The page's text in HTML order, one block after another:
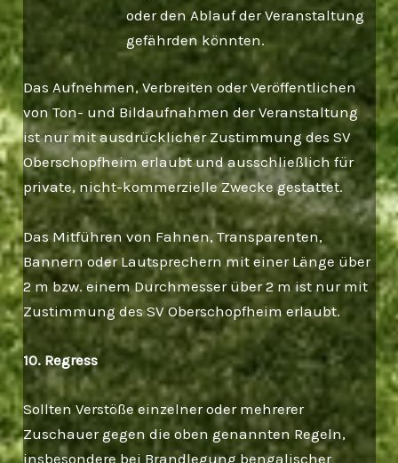
oder den Ablauf der Veranstaltung
gefährden könnten.
Das Aufnehmen, Verbreiten oder Veröffentlichen
von Ton- und Bildaufnahmen der Veranstaltung
ist nur mit ausdrücklicher Zustimmung des SV
Oberschopfheim erlaubt und ausschließlich für
private, nicht-kommerzielle Zwecke gestattet.
Das Mitführen von Fahnen, Transparenten,
Bannern oder Lautsprechern mit einer Länge über
2 m bzw. einem Durchmesser über 2 m ist nur mit
Zustimmung des SV Oberschopfheim erlaubt.
10. Regress
Sollten Verstöße einzelner oder mehrerer
Zuschauer gegen die oben genannten Regeln,
insbesondere bei Brandlegung bengalischer